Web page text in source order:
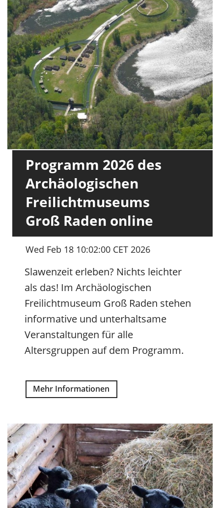
Programm 2026 des
Archäologischen
Freilichtmuseums
Groß Raden online
Wed Feb 18 10:02:00 CET 2026
Slawenzeit erleben? Nichts leichter
als das! Im Archäologischen
Freilichtmuseum Groß Raden stehen
informative und unterhaltsame
Veranstaltungen für alle
Altersgruppen auf dem Programm.
Mehr Informationen